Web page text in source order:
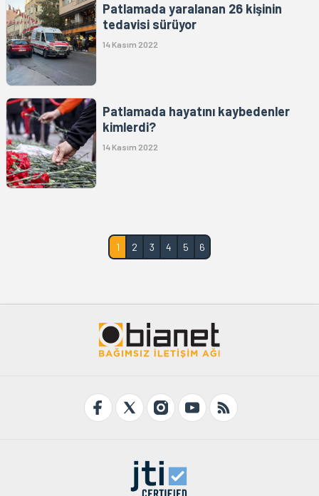
Patlamada yaralanan 26 kişinin
tedavisi sürüyor
14 Kasım 2022
Patlamada hayatını kaybedenler
kimlerdi?
14 Kasım 2022
1 2 3 4 5 6